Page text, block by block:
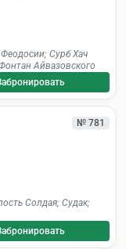
; Сурб Хач
Айвазовского
№ 781
Солдая; Судак;